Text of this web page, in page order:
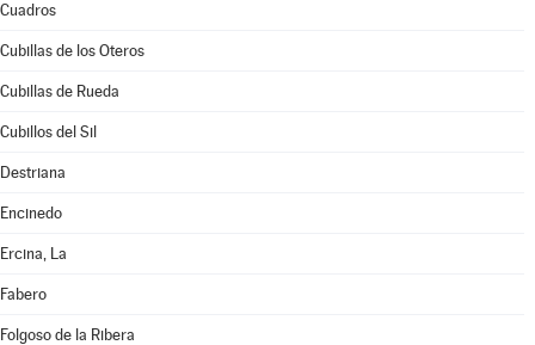
Cuadros
Cubillas de los Oteros
Cubillas de Rueda
Cubillos del Sil
Destriana
Encinedo
Ercina, La
Fabero
Folgoso de la Ribera